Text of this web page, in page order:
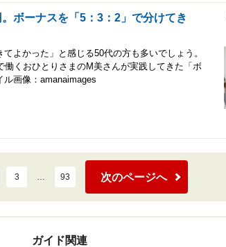
ボーナスを「5：3：2」で分けてき
よかった」と感じる50代の方も多いでしょう。
くおひとりさまのM美さんが実践してきた「ボ
画像：amanaimages
3 … 93 次のページへ
ガイド関連